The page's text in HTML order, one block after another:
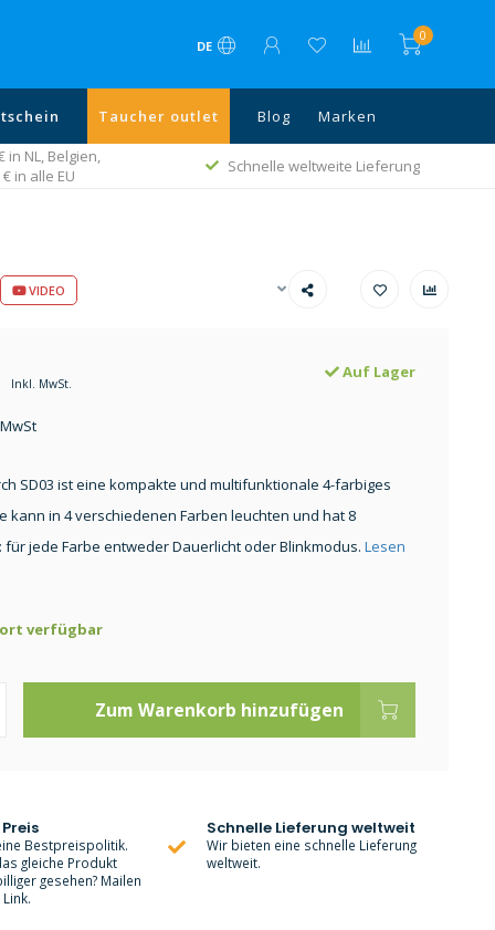
DE
0
Taucher outlet Blog Marken
NL, Belgien,
in alle EU
Schnelle weltweite Lieferung
VIDEO
Inkl. MwSt.
Auf Lager
SD03 ist eine kompakte und multifunktionale 4-farbiges
kann in 4 verschiedenen Farben leuchten und hat 8
für jede Farbe entweder Dauerlicht oder Blinkmodus. Lesen
verfügbar
Zum Warenkorb hinzufügen
Bestpreispolitik.
gleiche Produkt
gesehen? Mailen
Schnelle Lieferung weltweit
Wir bieten eine schnelle Lieferung
weltweit.